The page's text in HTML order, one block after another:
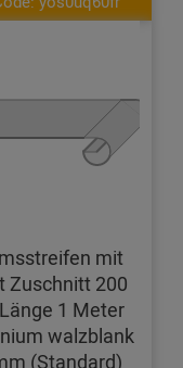
mit
Zuschnitt 200
1 Meter
walzblank
(Standard)